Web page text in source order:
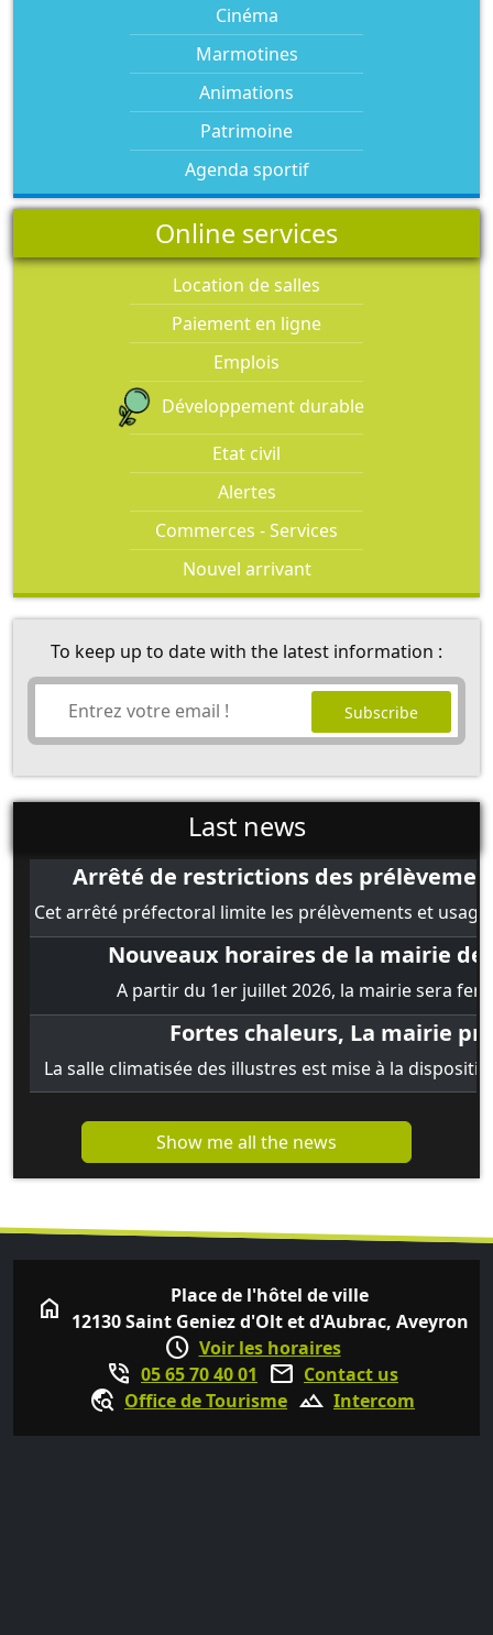
Cinéma
Marmotines
Animations
Patrimoine
Agenda sportif
Online services
Location de salles
Paiement en ligne
Emplois
Développement durable
Etat civil
Alertes
Commerces - Services
Nouvel arrivant
To keep up to date with the latest information :
Last news
Arrêté de restrictions des
Cet arrêté préfectoral limite les prélèvements et
Nouveaux horaires de la mairie de
A partir du 1er juillet 2026, la mairie sera
Fortes chaleurs, La mairie
La salle climatisée des illustres est mise à la
Show me all the news
home
Place de l'hôtel de ville
12130 Saint Geniez d'Olt et d'Aubrac, Aveyron
schedule Voir les horaires
phone_in_talk 05 65 70 40 01 mail Contact us
travel_explore Office de Tourisme terrain Intercom